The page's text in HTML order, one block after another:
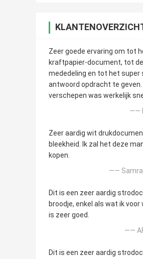
Zeer goede ervaring om tot
kraftpapier-document, tot
mededeling en tot het super
antwoord opdracht te geven.
verschepen was werkelijk
——
Zeer aardig wit
bleekheid. Ik zal het deze
kopen.
——
Dit is een zeer aardig
broodje, enkel als wat ik voor
is zeer goed.
——
Dit is een zeer aardig